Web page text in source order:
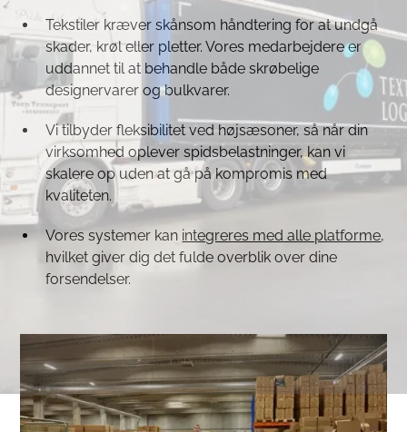
Tekstiler kræver skånsom håndtering for at undgå
skader, krøl eller pletter. Vores medarbejdere er
uddannet til at behandle både skrøbelige
designervarer og bulkvarer.
Vi tilbyder fleksibilitet ved højsæsoner, så når din
virksomhed oplever spidsbelastninger, kan vi
skalere op uden at gå på kompromis med
kvaliteten.
Vores systemer kan integreres med alle platforme,
hvilket giver dig det fulde overblik over dine
forsendelser.